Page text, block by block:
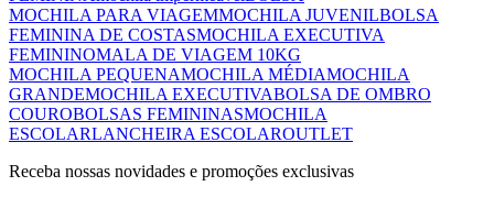
MOCHILA PARA VIAGEMMOCHILA JUVENILBOLSA
FEMININA DE COSTASMOCHILA EXECUTIVA
FEMININOMALA DE VIAGEM 10KG
MOCHILA PEQUENAMOCHILA MÉDIAMOCHILA
GRANDEMOCHILA EXECUTIVABOLSA DE OMBRO
COUROBOLSAS FEMININASMOCHILA
ESCOLARLANCHEIRA ESCOLAROUTLET
Receba nossas novidades e promoções exclusivas